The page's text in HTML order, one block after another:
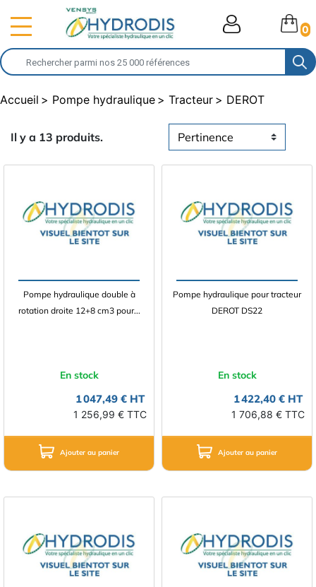
0
Accueil Pompe hydraulique Tracteur DEROT
Il y a 13 produits.
Pompe hydraulique double à
rotation droite 12+8 cm3 pour...
En stock
1 047,49 € HT
1 256,99 € TTC
Ajouter au panier
Pompe hydraulique pour tracteur
DEROT DS22
En stock
1 422,40 € HT
1 706,88 € TTC
Ajouter au panier